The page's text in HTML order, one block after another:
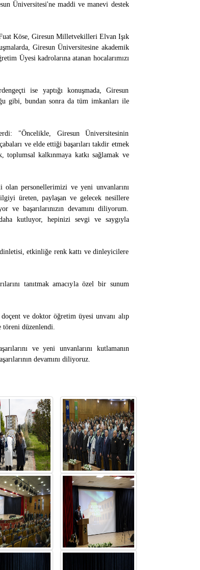
Üniversitesi'ne maddi ve manevi destek
Köse, Giresun Milletvekilleri Elvan Işık
Giresun Üniversitesine akademik
Üyesi kadrolarına atanan hocalarımızı
ise yaptığı konuşmada, Giresun
gibi, bundan sonra da tüm imkanları ile
"Öncelikle, Giresun Üniversitesinin
ve elde ettiği başarıları takdir etmek
kalkınmaya katkı sağlamak ve
personellerimizi ve yeni unvanlarını
üreten, paylaşan ve gelecek nesillere
ve başarılarınızın devamını diliyorum.
kutluyor, hepinizi sevgi ve saygıyla
etkinliğe renk kattı ve dinleyicilere
tanıtmak amacıyla özel bir sunum
ve doktor öğretim üyesi unvanı alıp
töreni düzenlendi.
ve yeni unvanlarını kutlamanın
devamını diliyoruz.